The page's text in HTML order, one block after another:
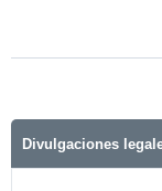
Divulgaciones